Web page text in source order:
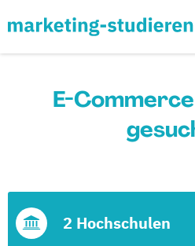
E-
2 Hochschulen